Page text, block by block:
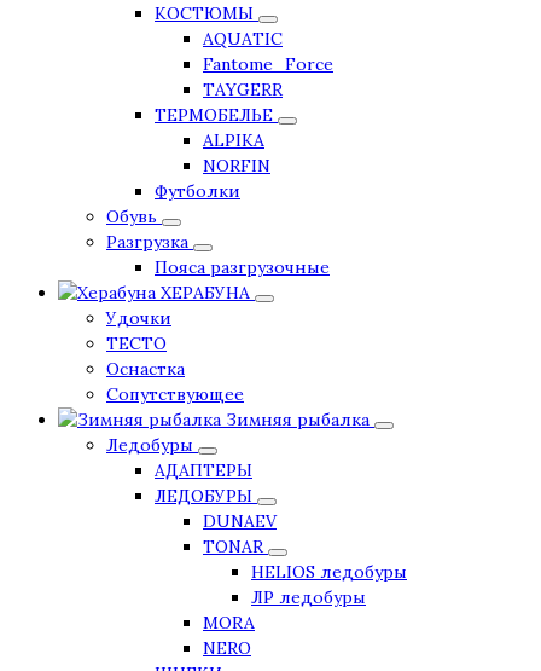
КОСТЮМЫ
AQUATIC
Fantome_Force
TAYGERR
ТЕРМОБЕЛЬЕ
ALPIKA
NORFIN
Футболки
Обувь
Разгрузка
Пояса разгрузочные
ХЕРАБУНА
Удочки
ТЕСТО
Оснастка
Сопутствующее
Зимняя рыбалка
Ледобуры
АДАПТЕРЫ
ЛЕДОБУРЫ
DUNAEV
TONAR
HELIOS ледобуры
ЛР ледобуры
MORA
NERO